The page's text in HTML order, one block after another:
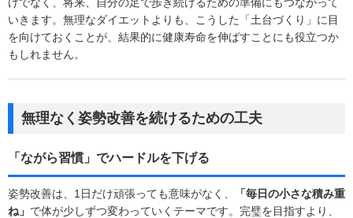
いきます。無理なダイエットよりも、こうした「土台づくり」に目
を向けておくことが、結果的に健康寿命を伸ばすことにも役立つか
もしれません。
無理なく姿勢改善を続けるための工夫
「ながら習慣」でハードルを下げる
姿勢改善は、1日だけ頑張っても意味がなく、
「毎日の小さな積み重
ね」 で体が少しずつ変わっていくテーマです。完璧を目指すより、